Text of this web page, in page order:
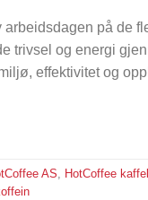
arbeidsdagen på de
trivsel og energi
effektivitet og
AS, HotCoffee